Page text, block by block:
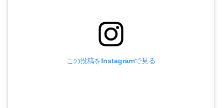
この投稿をInstagramで見る